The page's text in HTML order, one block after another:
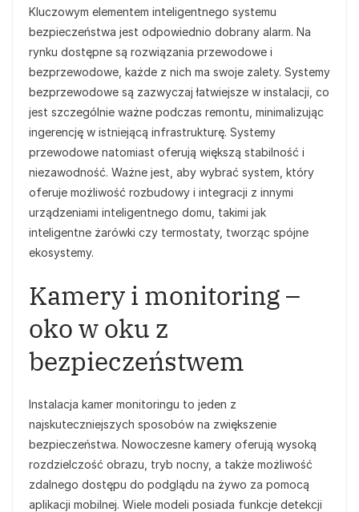
Kluczowym elementem inteligentnego systemu
bezpieczeństwa jest odpowiednio dobrany alarm. Na
rynku dostępne są rozwiązania przewodowe i
bezprzewodowe, każde z nich ma swoje zalety. Systemy
bezprzewodowe są zazwyczaj łatwiejsze w instalacji, co
jest szczególnie ważne podczas remontu, minimalizując
ingerencję w istniejącą infrastrukturę. Systemy
przewodowe natomiast oferują większą stabilność i
niezawodność. Ważne jest, aby wybrać system, który
oferuje możliwość rozbudowy i integracji z innymi
urządzeniami inteligentnego domu, takimi jak
inteligentne żarówki czy termostaty, tworząc spójne
ekosystemy.
Kamery i monitoring –
oko w oku z
bezpieczeństwem
Instalacja kamer monitoringu to jeden z
najskuteczniejszych sposobów na zwiększenie
bezpieczeństwa. Nowoczesne kamery oferują wysoką
rozdzielczość obrazu, tryb nocny, a także możliwość
zdalnego dostępu do podglądu na żywo za pomocą
aplikacji mobilnej. Wiele modeli posiada funkcje detekcji